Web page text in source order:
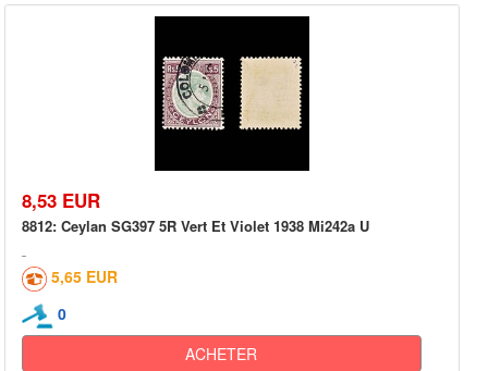
8,53 EUR
8812: Ceylan SG397 5R Vert Et Violet 1938 Mi242a U
5,65 EUR
0
ACHETER